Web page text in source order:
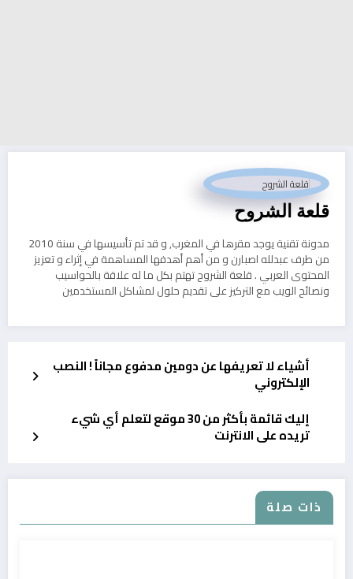
قلعة الشروح
مدونة تقنية يوجد مقرها في المغرب, و قد تم تأسيسها في سنة 2010
من طرف عبدلله اصبارن و من أهم أهدفها المساهمة في إثراء و تعزيز
المحتوى العربي . قلعة الشروح تهتم بكل ما له علاقة بالحواسيب
ونصائح الويب مع التركيز على تقديم حلول لمشاكل المستخدمين
أشياء لا تعريفها عن دومين مدفوع مجاناً ! النصب
الإلكتروني
إليك قائمة بأكثر من 30 موقع لتعلم أي شيء
تريده على الانترنت
ذات صلة